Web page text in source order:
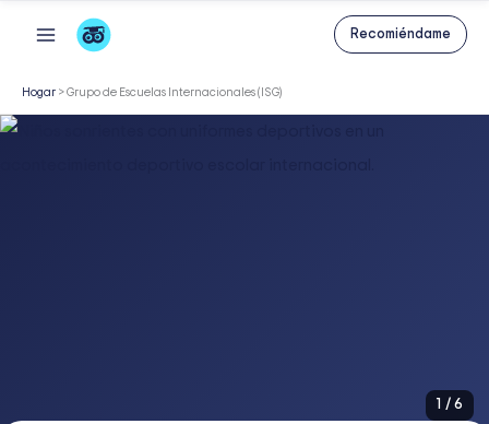
contenido
Recomiéndame
Hogar >Grupo de Escuelas Internacionales (ISG)
1 / 6